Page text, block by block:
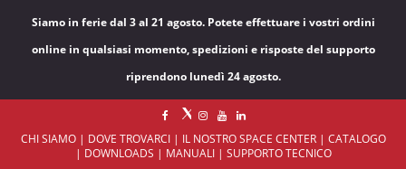
Siamo in ferie dal 3 al 21 agosto. Potete effettuare i vostri ordini
online in qualsiasi momento, spedizioni e risposte del supporto
riprendono lunedì 24 agosto.
CHI SIAMO| DOVE TROVARCI| IL NOSTRO SPACE CENTER| CATALOGO
| DOWNLOADS | MANUALI| SUPPORTO TECNICO